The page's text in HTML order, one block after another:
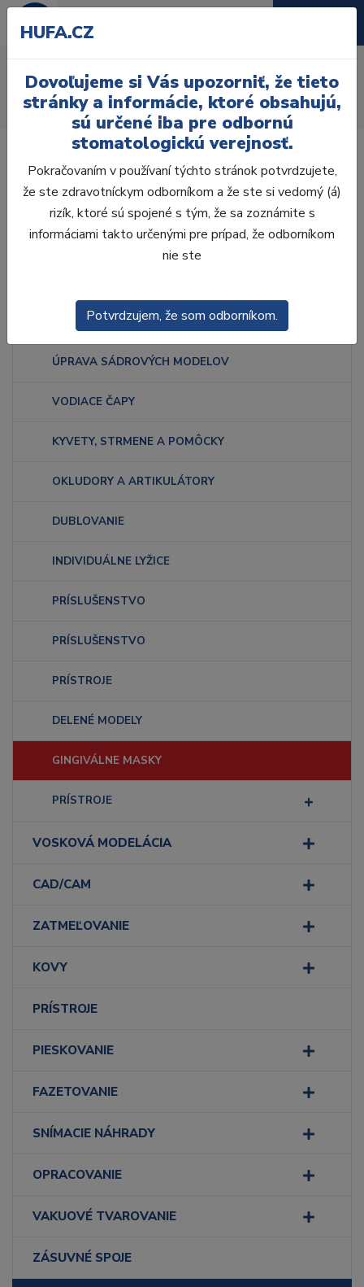
Úvod
Laboratórium, Zub. technika
Zhotovenie modelov
Gingiválne masky
Laboratórium, Zub.
technika
SÁDRY
ÚPRAVA SÁDROVÝCH MODELOV
VODIACE ČAPY
KYVETY, STRMENE A POMÔCKY
OKLUDORY A ARTIKULÁTORY
DUBLOVANIE
INDIVIDUÁLNE LYŽICE
PRÍSLUŠENSTVO
PRÍSLUŠENSTVO
PRÍSTROJE
DELENÉ MODELY
GINGIVÁLNE MASKY
PRÍSTROJE
VOSKOVÁ MODELÁCIA
CAD/CAM
ZATMEĽOVANIE
KOVY
PRÍSTROJE
PIESKOVANIE
FAZETOVANIE
SNÍMACIE NÁHRADY
OPRACOVANIE
VAKUOVÉ TVAROVANIE
ZÁSUVNÉ SPOJE
HUFA.CZ
Dovoľujeme si Vás upozorniť, že tieto
stránky a informácie, ktoré obsahujú,
sú určené iba pre odbornú
stomatologickú verejnosť.
Pokračovaním v používaní týchto stránok potvrdzujete,
že ste zdravotníckym odborníkom a že ste si vedomý (á)
rizík, ktoré sú spojené s tým, že sa zoznámite s
informáciami takto určenými pre prípad, že odborníkom
nie ste
Potvrdzujem, že som odborníkom.